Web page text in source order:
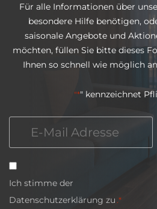
Für alle Informationen über
besondere Hilfe benötigen,
saisonale Angebote und
möchten, füllen Sie bitte dieses
Ihnen so schnell wie möglich
"*" kennzeichnet
Einwilligung
*
Ich stimme der
Datenschutzerklärung zu .*